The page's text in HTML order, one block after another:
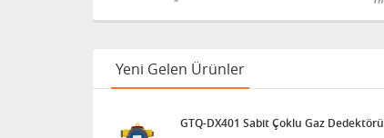
Yeni Gelen Ürünler
GTQ-DX401 Sabit Çoklu Gaz Dedektörü